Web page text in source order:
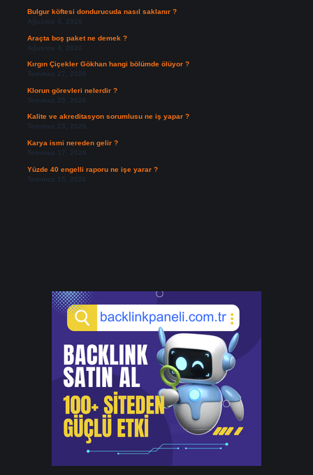
Bulgur köftesi dondurucuda nasıl saklanır ?
Ağustos 4, 2026
Araçta boş paket ne demek ?
Ağustos 4, 2026
Kırgın Çiçekler Gökhan hangi bölümde ölüyor ?
Temmuz 27, 2026
Klorun görevleri nelerdir ?
Temmuz 25, 2026
Kalite ve akreditasyon sorumlusu ne iş yapar ?
Temmuz 23, 2026
Karya ismi nereden gelir ?
Temmuz 17, 2026
Yüzde 40 engelli raporu ne işe yarar ?
Temmuz 15, 2026